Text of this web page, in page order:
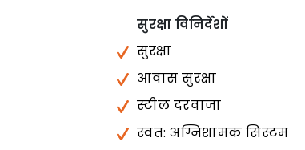
सुरक्षा विनिर्देशों
सुरक्षा
आवास सुरक्षा
स्टील दरवाजा
स्वत: अग्निशामक सिस्टम